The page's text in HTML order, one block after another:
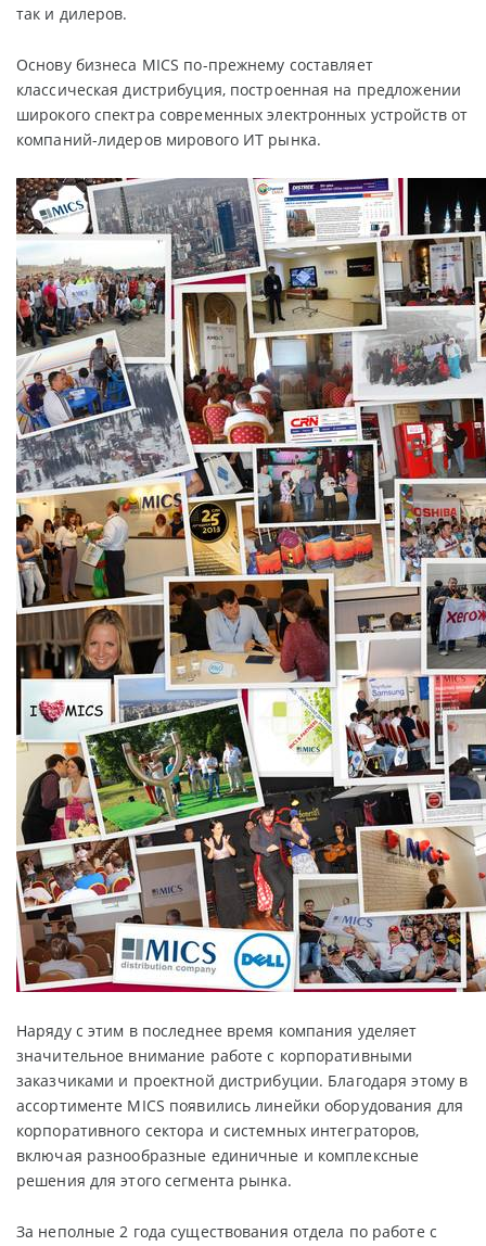
так и дилеров.
Основу бизнеса MICS по-прежнему составляет
классическая дистрибуция, построенная на предложении
широкого спектра современных электронных устройств от
компаний-лидеров мирового ИТ рынка.
Наряду с этим в последнее время компания уделяет
значительное внимание работе с корпоративными
заказчиками и проектной дистрибуции. Благодаря этому в
ассортименте MICS появились линейки оборудования для
корпоративного сектора и системных интеграторов,
включая разнообразные единичные и комплексные
решения для этого сегмента рынка.
За неполные 2 года существования отдела по работе с